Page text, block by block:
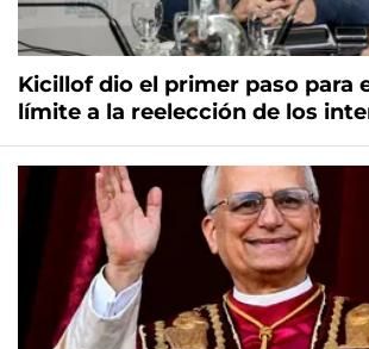
Kicillof dio el primer paso para
límite a la reelección de los